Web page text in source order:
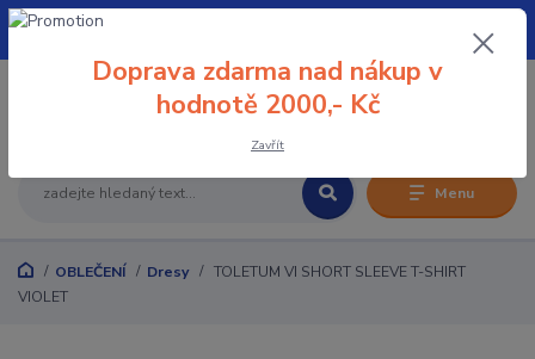
Menu
+420 608 032 114
OBLEČENÍ Dresy
TOLETUM VI SHORT SLEEVE T-SHIRT
VIOLET
Doprava zdarma nad nákup v
hodnotě 2000,- Kč
Zavřít